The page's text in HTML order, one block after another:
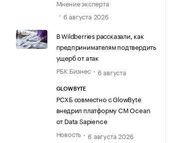
Мнение эксперта
6 августа 2026
В Wildberries рассказали, как
предпринимателям подтвердить
ущерб от атак
РБК Бизнес
6 августа
GLOWBYTE
РСХБ совместно с GlowByte
внедрил платформу CM Ocean
от Data Sapience
Новость
6 августа 2026